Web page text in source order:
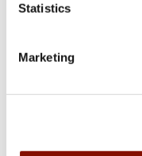
Statistics
Marketing
Från 319 kr